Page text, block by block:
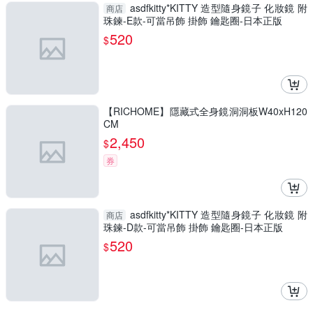
商店 asdfkitty*KITTY 造型隨身鏡子 化妝鏡 附
珠鍊-E款-可當吊飾 掛飾 鑰匙圈-日本正版
$520
【RICHOME】隱藏式全身鏡洞洞板W40xH120
CM
$2,450
券
商店 asdfkitty*KITTY 造型隨身鏡子 化妝鏡 附
珠鍊-D款-可當吊飾 掛飾 鑰匙圈-日本正版
$520